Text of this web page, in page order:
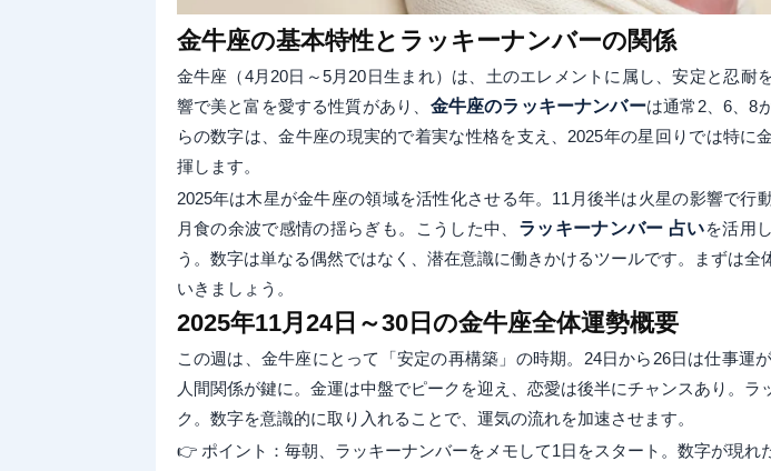
金牛座の基本特性とラッキーナンバーの関係
金牛座（4月20日～5月20日生まれ）は、土のエレメントに属し、安定と忍耐
響で美と富を愛する性質があり、 金牛座のラッキーナンバーは通常2、6、8
らの数字は、金牛座の現実的で着実な性格を支え、2025年の星回りでは特に
揮します。
2025年は木星が金牛座の領域を活性化させる年。11月後半は火星の影響で行
月食の余波で感情の揺らぎも。こうした中、 ラッキーナンバー 占いを活用
う。数字は単なる偶然ではなく、潜在意識に働きかけるツールです。まずは全
いきましょう。
2025年11月24日～30日の金牛座全体運勢概要
この週は、金牛座にとって「安定の再構築」の時期。24日から26日は仕事運
人間関係が鍵に。金運は中盤でピークを迎え、恋愛は後半にチャンスあり。ラ
ク。数字を意識的に取り入れることで、運気の流れを加速させます。
👉 ポイント：毎朝、ラッキーナンバーをメモして1日をスタート。数字が現れ